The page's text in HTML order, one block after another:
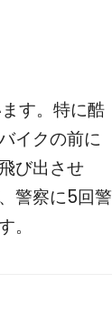
す。特に酷
イクの前に
び出させ
警察に5回警